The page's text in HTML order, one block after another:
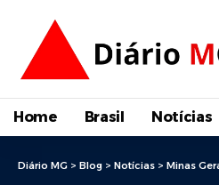
Home Brasil Notícias
Diário MG > Blog > Notícias > Minas Gerais enfrenta alta